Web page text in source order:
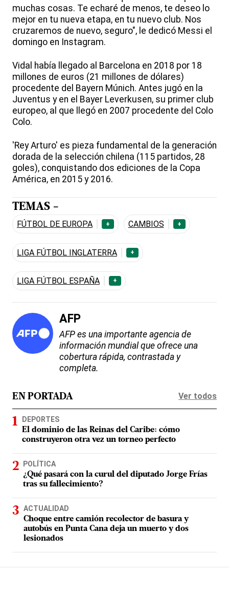
muchas cosas. Te echaré de menos, te deseo lo
mejor en tu nueva etapa, en tu nuevo club. Nos
cruzaremos de nuevo, seguro", le dedicó Messi el
domingo en Instagram.
Vidal había llegado al Barcelona en 2018 por 18
millones de euros (21 millones de dólares)
procedente del Bayern Múnich. Antes jugó en la
Juventus y en el Bayer Leverkusen, su primer club
europeo, al que llegó en 2007 procedente del Colo
Colo.
'Rey Arturo' es pieza fundamental de la generación
dorada de la selección chilena (115 partidos, 28
goles), conquistando dos ediciones de la Copa
América, en 2015 y 2016.
TEMAS -
FÚTBOL DE EUROPA + CAMBIOS +
LIGA FÚTBOL INGLATERRA +
LIGA FÚTBOL ESPAÑA +
AFP
AFP es una importante agencia de
información mundial que ofrece una
cobertura rápida, contrastada y
completa.
EN PORTADA Ver todos
DEPORTES
El dominio de las Reinas del Caribe: cómo
construyeron otra vez un torneo perfecto
POLÍTICA
¿Qué pasará con la curul del diputado Jorge Frías
tras su fallecimiento?
ACTUALIDAD
Choque entre camión recolector de basura y
autobús en Punta Cana deja un muerto y dos
lesionados